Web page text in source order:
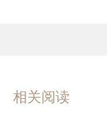
相关阅读